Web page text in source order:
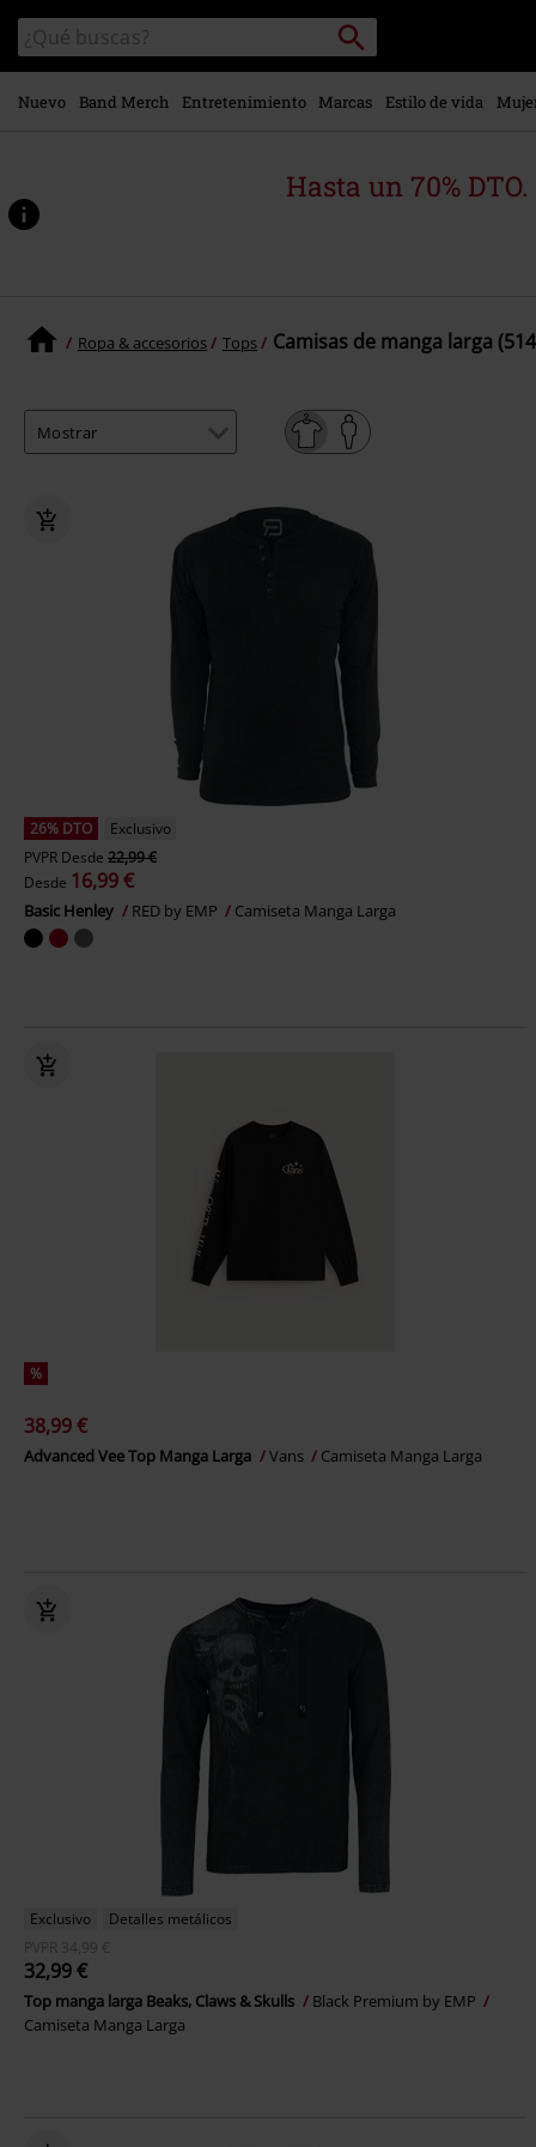
contenido
principal
Buscar
en
el
catálogo
Buscar
Nuevo Band Merch Entretenimiento Marcas Estilo de vida
Hasta un 70%
Ropa & accesorios Tops Camisas de manga larga
26% DTO
Exclusivo
PVPR Desde 22,99 €
Desde 16,99 €
Basic Henley RED by EMP Camiseta Manga Larga
%
38,99 €
Advanced Vee Top Manga Larga Vans Camiseta Manga Larga
Exclusivo
Detalles metálicos
PVPR 34,99 €
32,99 €
Top manga larga Beaks, Claws & Skulls
Black Premium by EMP
Camiseta Manga Larga